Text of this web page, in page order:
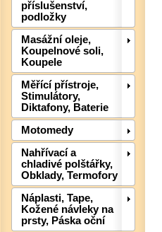
příslušenství,
podložky
Masážní oleje,
Koupelnové soli,
Koupele
Měřící přístroje,
Stimulátory,
Diktafony, Baterie
Motomedy
Nahřívací a
chladivé polštářky,
Obklady, Termofory
Náplasti, Tape,
Kožené návleky na
prsty, Páska oční